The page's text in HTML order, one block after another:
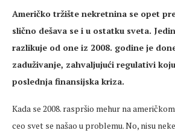
Američko tržište nekretnina se opet
slično dešava se i u ostatku sveta.
razlikuje od one iz 2008. godine je
zaduživanje, zahvaljujući regulativi
poslednja finansijska kriza.
Kada se 2008. raspršio mehur na
ceo svet se našao u problemu. No, nisu